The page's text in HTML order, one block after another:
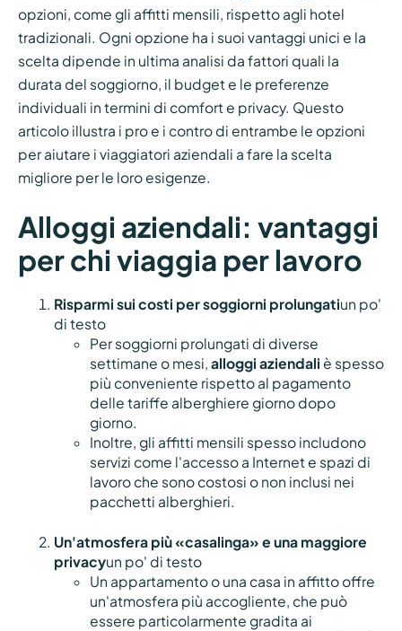
opzioni, come gli affitti mensili, rispetto agli hotel
tradizionali. Ogni opzione ha i suoi vantaggi unici e la
scelta dipende in ultima analisi da fattori quali la
durata del soggiorno, il budget e le preferenze
individuali in termini di comfort e privacy. Questo
articolo illustra i pro e i contro di entrambe le opzioni
per aiutare i viaggiatori aziendali a fare la scelta
migliore per le loro esigenze.
Alloggi aziendali: vantaggi
per chi viaggia per lavoro
Risparmi sui costi per soggiorni prolungatiun po'
di testo
Per soggiorni prolungati di diverse
settimane o mesi, alloggi aziendali è spesso
più conveniente rispetto al pagamento
delle tariffe alberghiere giorno dopo
giorno.
Inoltre, gli affitti mensili spesso includono
servizi come l'accesso a Internet e spazi di
lavoro che sono costosi o non inclusi nei
pacchetti alberghieri.
Un'atmosfera più «casalinga» e una maggiore
privacyun po' di testo
Un appartamento o una casa in affitto offre
un'atmosfera più accogliente, che può
essere particolarmente gradita ai